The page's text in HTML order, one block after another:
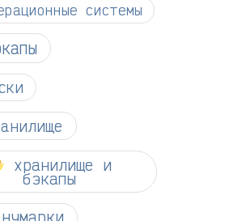
системы
хранилище и
бэкапы